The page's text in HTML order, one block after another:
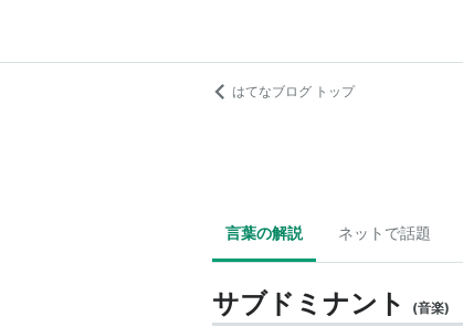
はてなブログ トップ
言葉の解説 ネットで話題
サブドミナント (音楽)